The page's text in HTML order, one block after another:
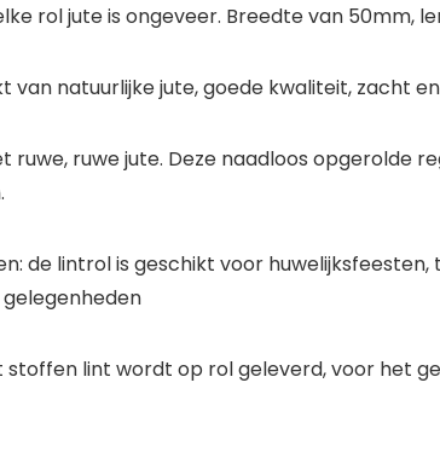
rol jute is ongeveer. Breedte van
van natuurlijke jute, goede kwaliteit, zacht
ruwe, ruwe jute. Deze naadloos opgerolde
de lintrol is geschikt voor
stoffen lint wordt op rol geleverd, voor het